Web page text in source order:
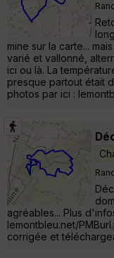
mine sur la carte...
varié et vallonné,
ici ou là. La
presque partout était
photos par ici :
agréables... Plus
lemontbleu.net/
corrigée et